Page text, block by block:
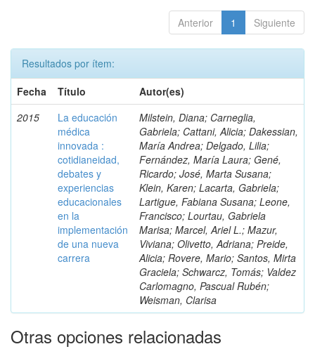
Anterior 1 Siguiente
Resultados por ítem:
Fecha
Título
Autor(es)
2015
La educación
médica
innovada :
cotidianeidad,
debates y
experiencias
educacionales
en la
implementación
de una nueva
carrera
Milstein, Diana; Carneglia,
Gabriela; Cattani, Alicia; Dakessian,
María Andrea; Delgado, Lilia;
Fernández, María Laura; Gené,
Ricardo; José, Marta Susana;
Klein, Karen; Lacarta, Gabriela;
Lartigue, Fabiana Susana; Leone,
Francisco; Lourtau, Gabriela
Marisa; Marcel, Ariel L.; Mazur,
Viviana; Olivetto, Adriana; Preide,
Alicia; Rovere, Mario; Santos, Mirta
Graciela; Schwarcz, Tomás; Valdez
Carlomagno, Pascual Rubén;
Weisman, Clarisa
Otras opciones relacionadas